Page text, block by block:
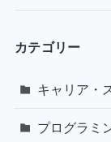
カテゴリー
キャリア・
プログラミ